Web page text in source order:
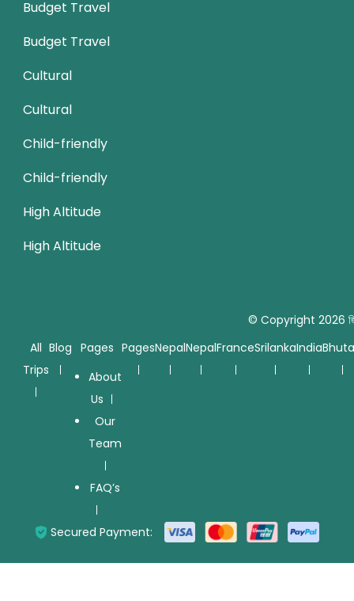
Budget Travel
Budget Travel
Cultural
Cultural
Child-friendly
Child-friendly
High Altitude
High Altitude
© Copyright 2026
All
Trips
Blog Pages
About
Us
Our
Team
FAQ’s
PagesNepalNepalFranceSrilankaIndia
Secured Payment: